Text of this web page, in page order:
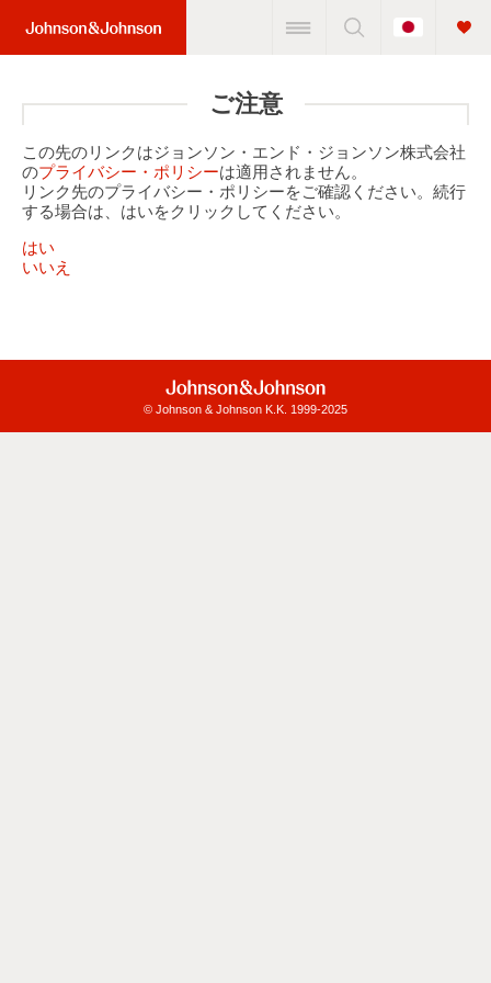
Logo)
Change
Country
ご注意
この先のリンクはジョンソン・エンド・ジョンソン株式会社
のプライバシー・ポリシーは適用されません。
リンク先のプライバシー・ポリシーをご確認ください。続行
する場合は、はいをクリックしてください。
はい
いいえ
© Johnson & Johnson K.K. 1999-2025